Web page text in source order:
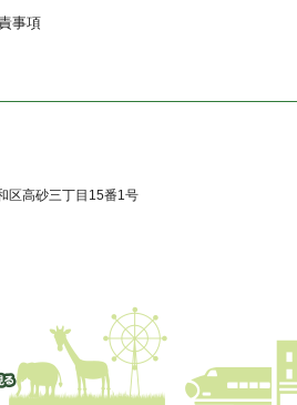
事項
区高砂三丁目15番1号